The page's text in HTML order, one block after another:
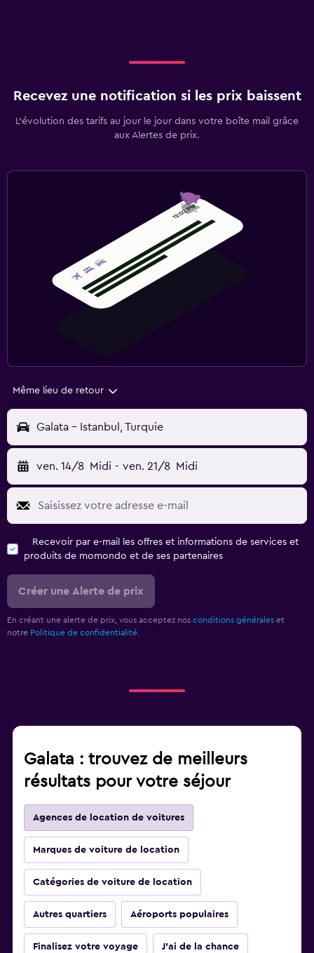
Recevez une notification si les prix baissent
L’évolution des tarifs au jour le jour dans votre boîte mail grâce
aux Alertes de prix.
Même lieu de retour
Galata - Istanbul, Turquie
ven. 14/8 Midi - ven. 21/8 Midi
Recevoir par e-mail les offres et informations de services et
produits de momondo et de ses partenaires
Créer une Alerte de prix
En créant une alerte de prix, vous acceptez nos conditions générales et
notre Politique de confidentialité.
Galata : trouvez de meilleurs
résultats pour votre séjour
Agences de location de voitures
Marques de voiture de location
Catégories de voiture de location
Autres quartiers Aéroports populaires
Finalisez votre voyage J'ai de la chance